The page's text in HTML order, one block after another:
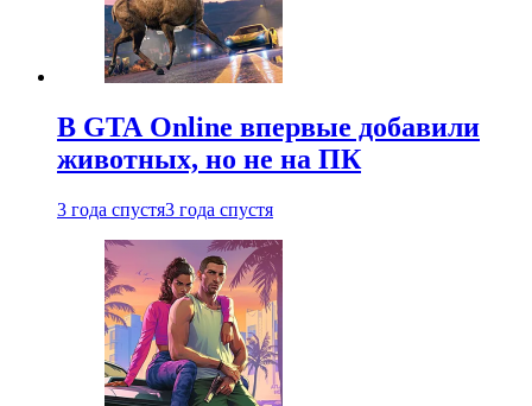
В GTA Online впервые добавили
животных, но не на ПК
3 года спустя3 года спустя